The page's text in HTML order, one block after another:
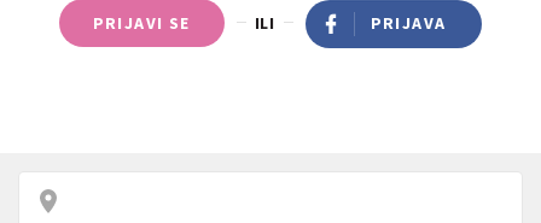
PRIJAVI SE ILI PRIJAVA